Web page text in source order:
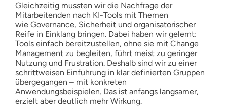
Gleichzeitig mussten wir die Nachfrage der
Mitarbeitenden nach KI-Tools mit Themen
wie Governance, Sicherheit und organisatorischer
Reife in Einklang bringen. Dabei haben wir gelernt:
Tools einfach bereitzustellen, ohne sie mit Change
Management zu begleiten, führt meist zu geringer
Nutzung und Frustration. Deshalb sind wir zu einer
schrittweisen Einführung in klar definierten Gruppen
übergegangen – mit konkreten
Anwendungsbeispielen. Das ist anfangs langsamer,
erzielt aber deutlich mehr Wirkung.